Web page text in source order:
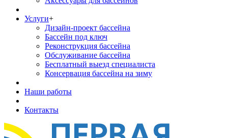
Услуги+
Дизайн-проект бассейна
Бассейн под ключ
Реконструкция бассейна
Обслуживание бассейна
Бесплатный выезд специалиста
Консервация бассейна на зиму
Наши работы
Контакты